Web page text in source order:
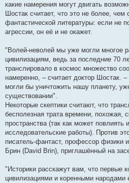
какие намерения могут двигать
Шостак считает, что это не более,
фантастической литературы: если не
агрессии, он её и не окажет.
"Волей-неволей мы уже могли многое
цивилизациям, ведь за последние 70
транслировало в космос множество
намеренно, – считает доктор Шостак.
могли бы уничтожить нашу планету,
существовании".
Некоторые скептики считают, что
бесполезная трата времени, похожая,
пространства (так как может повлиять
исследовательские работы). Против
писатель-фантаст, профессор физики
Брин (David Brin), приглашённый на
"Историки расскажут вам, что первые
цивилизациями и коренными